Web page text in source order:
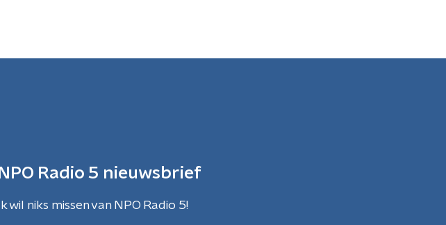
NPO Radio 5 nieuwsbrief
Ik wil niks missen van NPO Radio 5!